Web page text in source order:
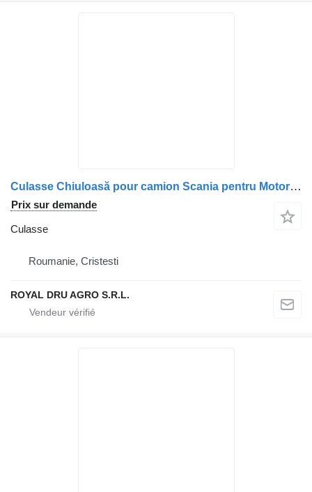
Culasse Chiuloasă pour camion Scania pentru Motor Diesel, Coduri: 1522361, 1743125, 1804716, 1908204, 1924437, 2005280, 1483900, 570121, 1938801, 2128882, 1912794, 1909204
Prix sur demande
Culasse
Roumanie, Cristesti
ROYAL DRU AGRO S.R.L.